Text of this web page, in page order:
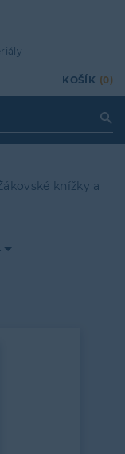
KOŠÍK (0)
knížky a